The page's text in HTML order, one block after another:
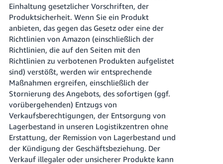
Einhaltung gesetzlicher Vorschriften, der
Produktsicherheit. Wenn Sie ein Produkt
anbieten, das gegen das Gesetz oder eine der
Richtlinien von Amazon (einschließlich der
Richtlinien, die auf den Seiten mit den
Richtlinien zu verbotenen Produkten aufgelistet
sind) verstößt, werden wir entsprechende
Maßnahmen ergreifen, einschließlich der
Stornierung des Angebots, des sofortigen (ggf.
vorübergehenden) Entzugs von
Verkaufsberechtigungen, der Entsorgung von
Lagerbestand in unseren Logistikzentren ohne
Erstattung, der Remission von Lagerbestand und
der Kündigung der Geschäftsbeziehung. Der
Verkauf illegaler oder unsicherer Produkte kann